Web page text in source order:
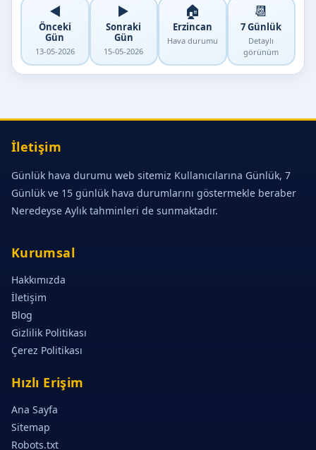
◀️
Önceki
Gün
13-05-2026
▶️
Sonraki
Gün
15-05-2026
🏠
Erzincan
Hava durumu
📆
7 Günlük
Detaylı
görünüm
İletişim
Günlük hava durumu web sitemiz Kullanıcılarına Günlük, 7
Günlük ve 15 günlük hava durumlarını göstermekle beraber
Neredeyse Aylık tahminleri de sunmaktadır.
Kurumsal
Hakkımızda
İletişim
Blog
Gizlilik Politikası
Çerez Politikası
Hızlı Erişim
Ana Sayfa
Sitemap
Robots.txt